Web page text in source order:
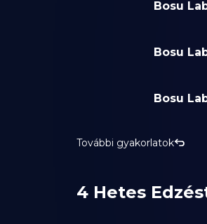
Bosu
Bosu
Bosu
További gyakorlatok
4 Hetes